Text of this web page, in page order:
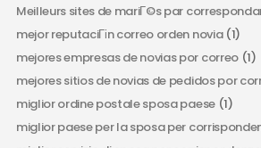
Meilleurs sites de mariГ©s par
mejor reputaciГіn correo orden novia(1)
mejores empresas de novias por correo(1)
mejores sitios de novias de pedidos por
miglior ordine postale sposa paese(1)
miglior paese per la sposa per